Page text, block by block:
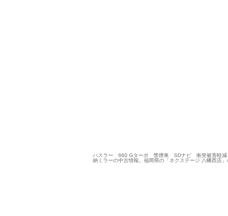
ハスラー 660 Gターボ 禁煙車 SDナビ 衝突被害軽
納ミラーの中古情報。福岡県の「ネクステージ 八幡西店